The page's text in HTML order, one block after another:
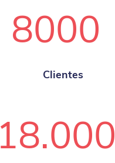
8000
Clientes
18.000